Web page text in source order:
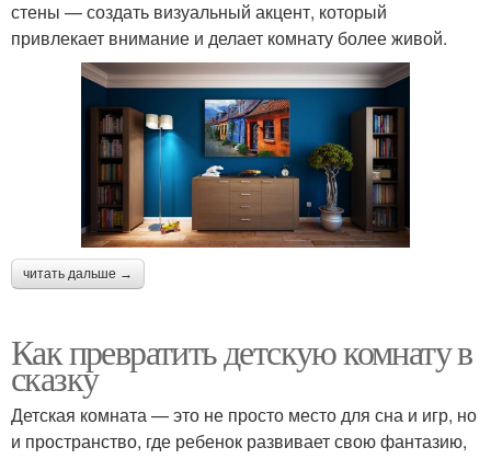
стены — создать визуальный акцент, который
привлекает внимание и делает комнату более живой.
читать дальше →
Как превратить детскую комнату в
сказку
Детская комната — это не просто место для сна и игр, но
и пространство, где ребенок развивает свою фантазию,